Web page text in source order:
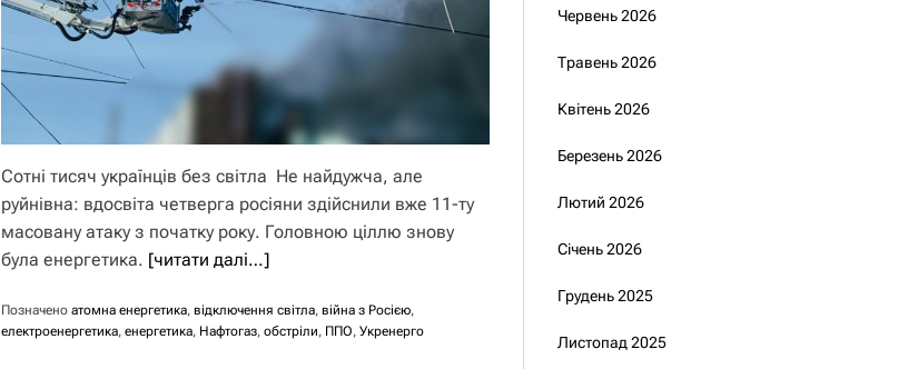
Сотні тисяч українців без світла Не найдужча, але
руйнівна: вдосвіта четверга росіяни здійснили вже 11-ту
масовану атаку з початку року. Головною ціллю знову
була енергетика. [читати далі…]
Позначеноатомна енергетика,відключення світла,війна з Росією,
електроенергетика,енергетика, Нафтогаз,обстріли, ППО,Укренерго
Червень 2026
Травень 2026
Квітень 2026
Березень 2026
Лютий 2026
Січень 2026
Грудень 2025
Листопад 2025